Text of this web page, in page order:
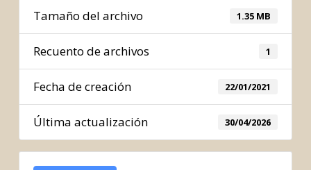
Tamaño del archivo 1.35 MB
Recuento de archivos 1
Fecha de creación 22/01/2021
Última actualización 30/04/2026